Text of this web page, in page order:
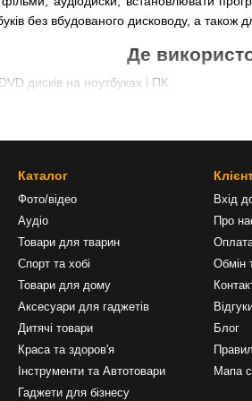
без вбудованого дисководу, а також
Де
дисків на ноутбуках і ПК
резервне копіювання
Як вибрати
Blu-ray
— USB 2.0, USB 3.0, SATA
читання або читання + запис
корпус для зручного
Каталог
Фото/відео
Аудіо
Товари для тварин
Спорт та хобі
Товари для дому
Аксесуари для гаджетів
Дитячі товари
Краса та здоров'я
Інструменти та Автотовари
Гаджети для бізнесу
Вхід
Про
Обмін
Блог
Мапа